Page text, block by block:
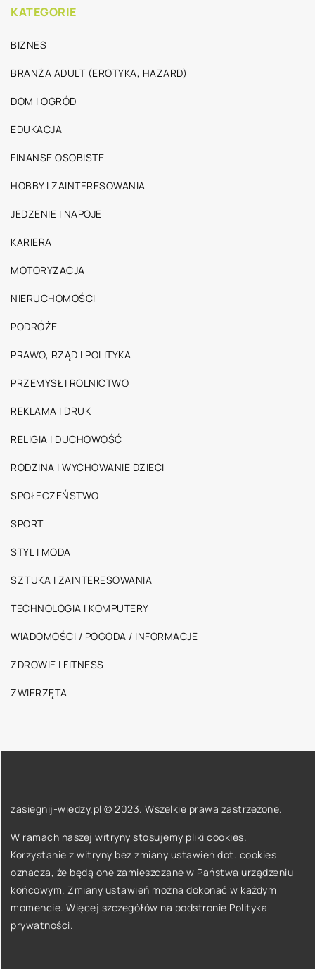
KATEGORIE
BIZNES
BRANŻA ADULT (EROTYKA, HAZARD)
DOM I OGRÓD
EDUKACJA
FINANSE OSOBISTE
HOBBY I ZAINTERESOWANIA
JEDZENIE I NAPOJE
KARIERA
MOTORYZACJA
NIERUCHOMOŚCI
PODRÓŻE
PRAWO, RZĄD I POLITYKA
PRZEMYSŁ I ROLNICTWO
REKLAMA I DRUK
RELIGIA I DUCHOWOŚĆ
RODZINA I WYCHOWANIE DZIECI
SPOŁECZEŃSTWO
SPORT
STYL I MODA
SZTUKA I ZAINTERESOWANIA
TECHNOLOGIA I KOMPUTERY
WIADOMOŚCI / POGODA / INFORMACJE
ZDROWIE I FITNESS
ZWIERZĘTA
zasiegnij-wiedzy.pl © 2023. Wszelkie prawa zastrzeżone.
W ramach naszej witryny stosujemy pliki cookies.
Korzystanie z witryny bez zmiany ustawień dot. cookies
oznacza, że będą one zamieszczane w Państwa urządzeniu
końcowym. Zmiany ustawień można dokonać w każdym
momencie. Więcej szczegółów na podstronie Polityka
prywatności.